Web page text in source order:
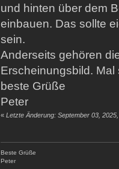
und hinten über dem
einbauen. Das sollte
sein.
Anderseits gehören
Erscheinungsbild. Mal
beste Grüße
Peter
« Letzte Änderung: September 03,
Beste Grüße
Peter